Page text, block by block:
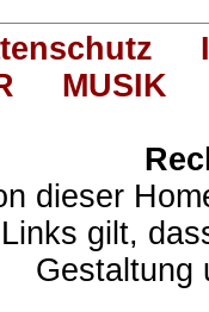
MUSIK
dieser
gilt,
Gestaltung